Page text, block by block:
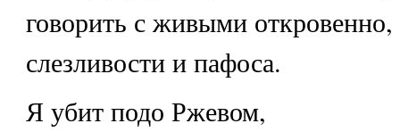
говорить с живыми
слезливости и пафоса.
Я убит подо Ржевом,